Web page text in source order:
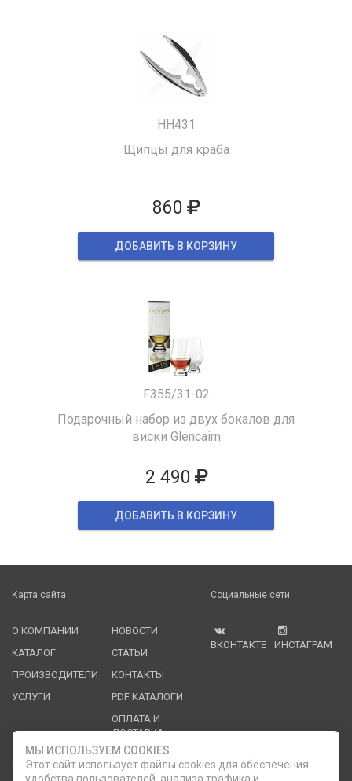
HH431
Щипцы для краба
860
ДОБАВИТЬ В КОРЗИНУ
F355/31-02
Подарочный набор из двух бокалов для
виски Glencairn
2 490
ДОБАВИТЬ В КОРЗИНУ
Карта сайта
О КОМПАНИИ
КАТАЛОГ
ПРОИЗВОДИТЕЛИ
УСЛУГИ
НОВОСТИ
СТАТЬИ
КОНТАКТЫ
PDF КАТАЛОГИ
ОПЛАТА И
ДОСТАВКА
Социальные сети
ВКОНТАКТЕ ИНСТАГРАМ
Служба клиентской поддержки
МЫ ИСПОЛЬЗУЕМ COOKIES
Этот сайт использует файлы cookies для обеспечения